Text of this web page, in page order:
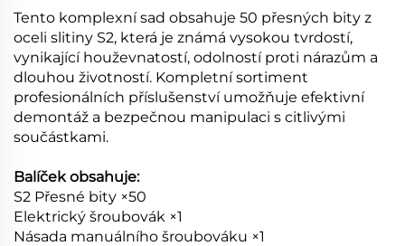
Tento komplexní sad obsahuje 50 přesných bity z
oceli slitiny S2, která je známá vysokou tvrdostí,
vynikající houževnatostí, odolností proti nárazům a
dlouhou životností. Kompletní sortiment
profesionálních příslušenství umožňuje efektivní
demontáž a bezpečnou manipulaci s citlivými
součástkami.
Balíček obsahuje:
S2 Přesné bity ×50
Elektrický šroubovák ×1
Násada manuálního šroubováku ×1